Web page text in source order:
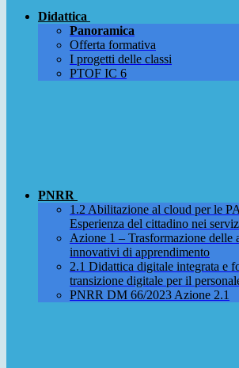
Didattica
Panoramica
Offerta formativa
I progetti delle classi
PTOF IC 6
PNRR
1.2 Abilitazione al cloud per le
Esperienza del cittadino nei
Azione 1 – Trasformazione delle
innovativi di apprendimento
2.1 Didattica digitale integrata e
transizione digitale per il
PNRR DM 66/2023 Azione 2.1